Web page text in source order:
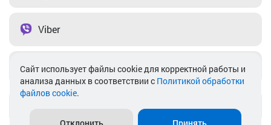
Viber
Telegram
Cайт использует файлы cookie для корректной работы и
анализа данных в соответствии с Политикой обработки
файлов cookie.